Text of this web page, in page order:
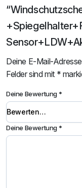
Deine E-Mail-
Felder sind mit *
Deine Bewertung*
Deine Bewertung*